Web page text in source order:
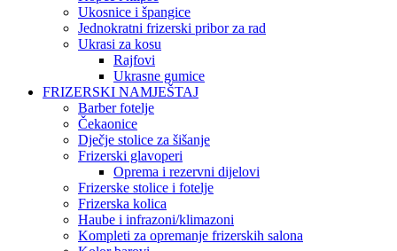
Ukosnice i špangice
Jednokratni frizerski pribor za rad
Ukrasi za kosu
Rajfovi
Ukrasne gumice
FRIZERSKI NAMJEŠTAJ
Barber fotelje
Čekaonice
Dječje stolice za šišanje
Frizerski glavoperi
Oprema i rezervni dijelovi
Frizerske stolice i fotelje
Frizerska kolica
Haube i infrazoni/klimazoni
Kompleti za opremanje frizerskih salona